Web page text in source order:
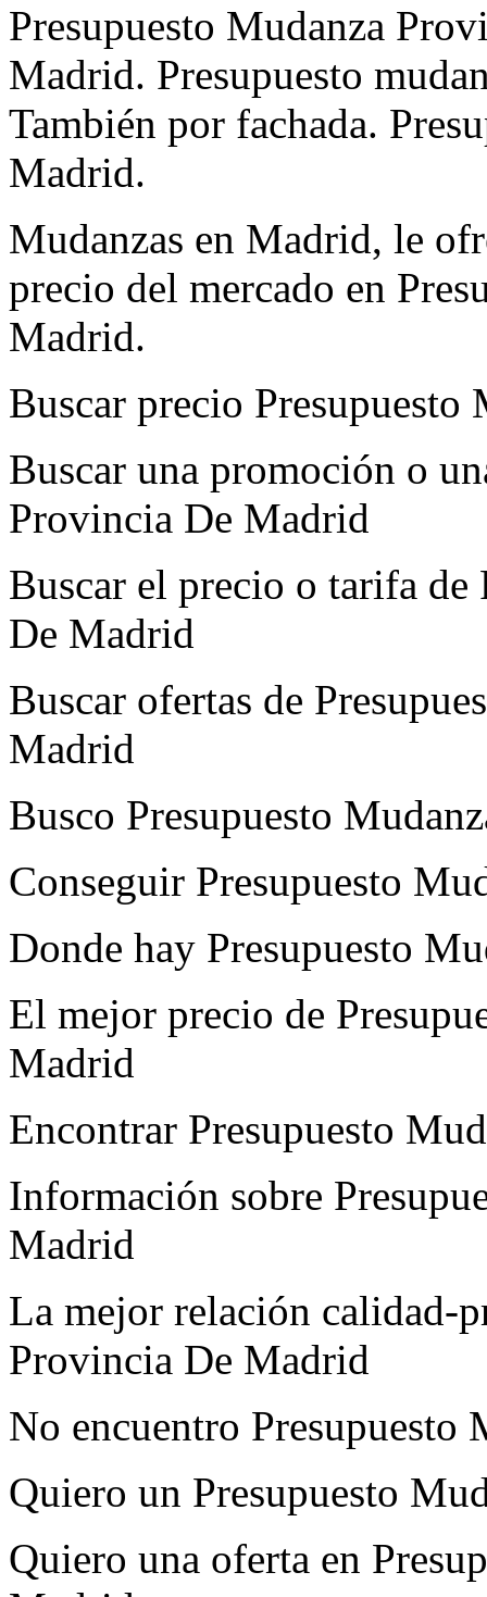
Presupuesto Mudanza
Madrid. Presupuesto
También por fachada.
Madrid.
Mudanzas en Madrid, le
precio del mercado en
Madrid.
Buscar precio
Buscar una promoción o
Provincia De Madrid
Buscar el precio o tarifa de
De Madrid
Buscar ofertas de
Madrid
Busco Presupuesto
Conseguir Presupuesto
Donde hay Presupuesto
El mejor precio de
Madrid
Encontrar Presupuesto
Información sobre
Madrid
La mejor relación calidad-
Provincia De Madrid
No encuentro
Quiero un Presupuesto
Quiero una oferta en